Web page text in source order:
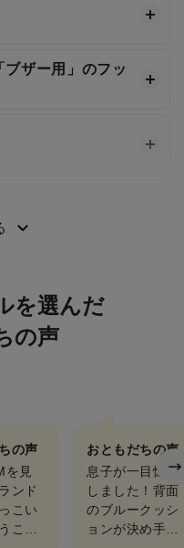
ブザー用」のフッ
を選んだ
の声
の声
を見
ンド
こい
こと
おともだちの声
息子が一目惚れ
しました！背面
のブルークッシ
ョンが決め手だ